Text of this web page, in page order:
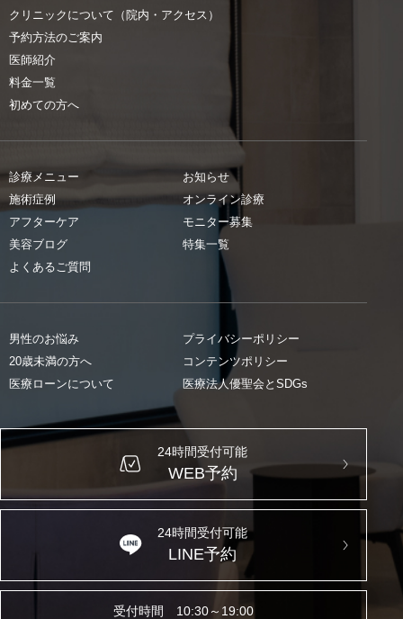
クリニックについて（院内・アクセス）
予約方法のご案内
医師紹介
料金一覧
初めての方へ
診療メニュー
施術症例
アフターケア
美容ブログ
よくあるご質問
お知らせ
オンライン診療
モニター募集
特集一覧
男性のお悩み
20歳未満の方へ
医療ローンについて
プライバシーポリシー
コンテンツポリシー
医療法人優聖会とSDGs
24時間受付可能
WEB予約
24時間受付可能
LINE予約
受付時間 10:30～19:00